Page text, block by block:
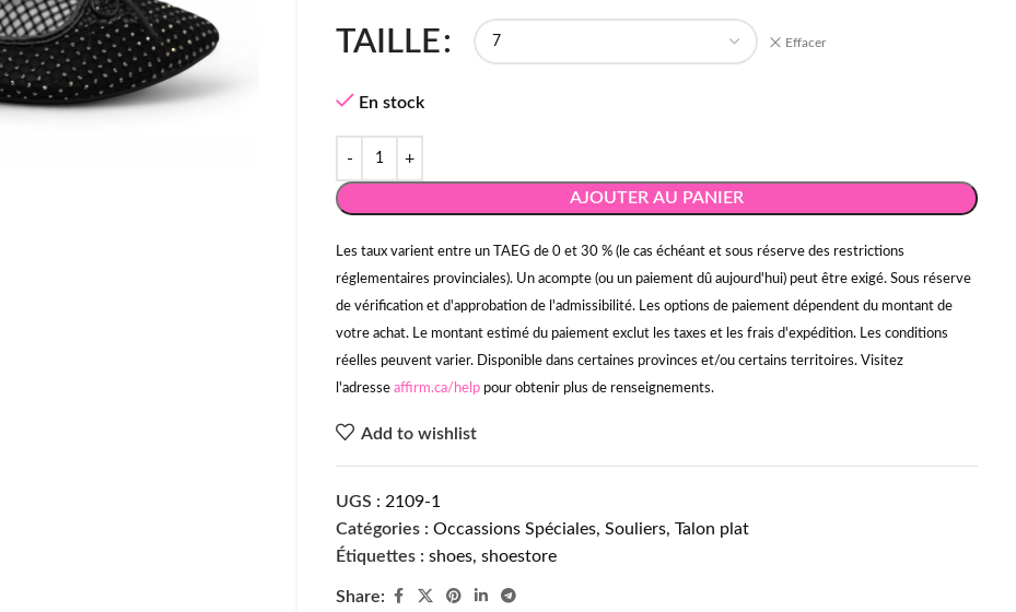
TAILLE Effacer
En stock
AJOUTER AU PANIER
Les taux varient entre un TAEG de 0 et 30 % (le cas échéant et sous réserve des restrictions
réglementaires provinciales). Un acompte (ou un paiement dû aujourd'hui) peut être exigé. Sous réserve
de vérification et d'approbation de l'admissibilité. Les options de paiement dépendent du montant de
votre achat. Le montant estimé du paiement exclut les taxes et les frais d'expédition. Les conditions
réelles peuvent varier. Disponible dans certaines provinces et/ou certains territoires. Visitez
l'adresse affirm.ca/help pour obtenir plus de renseignements.
Add to wishlist
UGS : 2109-1
Catégories : Occassions Spéciales, Souliers, Talon plat
Étiquettes : shoes, shoestore
Share: